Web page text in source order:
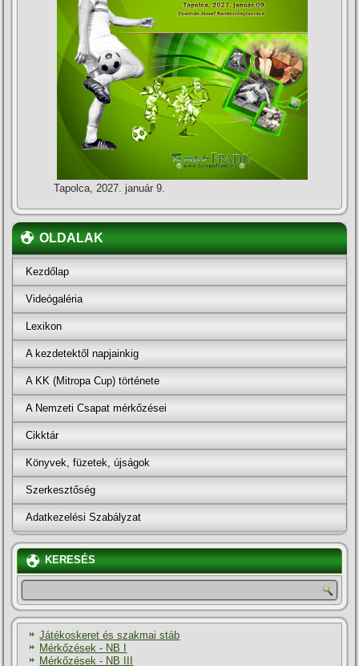
Tapolca, 2027. január 9.
OLDALAK
Kezdőlap
Videógaléria
Lexikon
A kezdetektől napjainkig
A KK (Mitropa Cup) története
A Nemzeti Csapat mérkőzései
Cikktár
Könyvek, füzetek, újságok
Szerkesztőség
Adatkezelési Szabályzat
KERESÉS
Játékoskeret és szakmai stáb
Mérkőzések - NB I
Mérkőzések - NB III